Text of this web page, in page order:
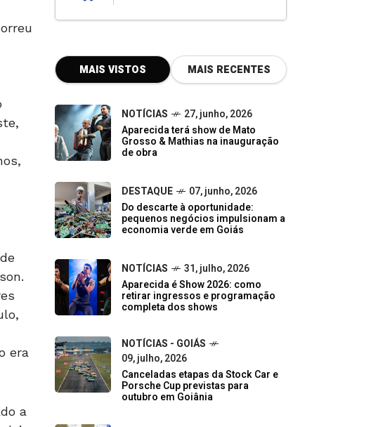
era
a
MAIS VISTOS MAIS RECENTES
NOTÍCIAS
27, junho, 2026
Aparecida terá show de Mato
Grosso & Mathias na inauguração
de obra
DESTAQUE
07, junho, 2026
Do descarte à oportunidade:
pequenos negócios impulsionam a
economia verde em Goiás
NOTÍCIAS
31, julho, 2026
Aparecida é Show 2026: como
retirar ingressos e programação
completa dos shows
NOTÍCIAS - GOIÁS
09, julho, 2026
Canceladas etapas da Stock Car e
Porsche Cup previstas para
outubro em Goiânia